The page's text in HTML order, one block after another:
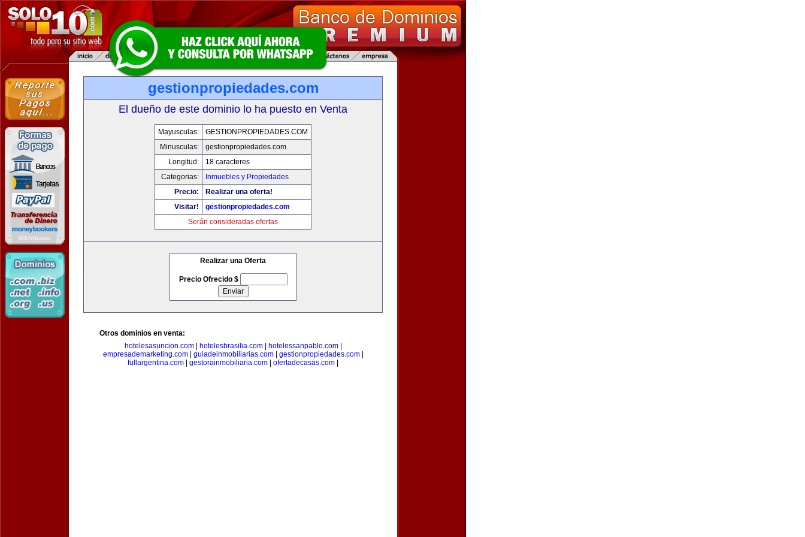
gestionpropiedades.com
El dueño de este dominio lo ha puesto en Venta
Mayusculas:
GESTIONPROPIEDADES.COM
Minusculas:
gestionpropiedades.com
Longitud:
18 caracteres
Categorias:
Inmuebles y Propiedades
Precio:
Realizar una oferta!
Visitar!
gestionpropiedades.com
Serán consideradas ofertas
Realizar una Oferta
Precio Ofrecido $
Otros dominios en venta:
hotelesasuncion.com| hotelesbrasilia.com| hotelessanpablo.com|
empresademarketing.com| guiadeinmobiliarias.com| gestionpropiedades.com|
fullargentina.com
gestorainmobiliaria.com ofertadecasas.com